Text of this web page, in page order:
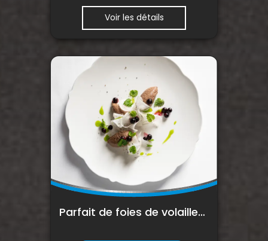
Voir les détails
Parfait de foies de volailles au cassis et fines feuilles de navets